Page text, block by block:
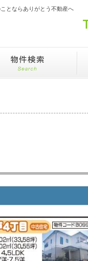
とならありがとう不動産へ